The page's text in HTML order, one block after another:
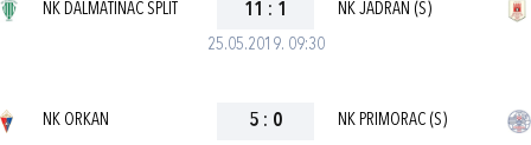
25.05.2019. 09:30
NK DALMATINAC SPLIT 11 : 1 NK JADRAN (S)
NK ORKAN 5 : 0 NK PRIMORAC (S)